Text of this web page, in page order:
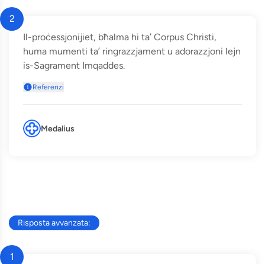
2
Il-proċessjonijiet, bħalma hi ta’ Corpus Christi,
huma mumenti ta’ ringrazzjament u adorazzjoni lejn
is-Sagrament Imqaddes.
Referenzi
Medalius
Risposta avvanzata:
1